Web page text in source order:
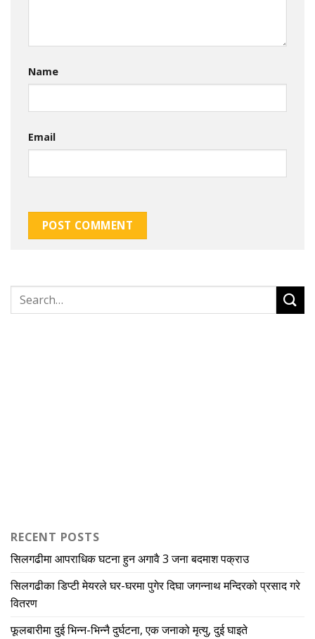
Name
Email
RECENT POSTS
सिलगढीमा आपराधिक घटना हुन अगावै 3 जना बदमाश पक्राउ
सिलगढीका डिप्टी मेयरले घर-घरमा पुगेर दिघा जगन्नाथ मन्दिरको प्रसाद गरे
वितरण
फूलबारीमा दुई भिन्न-भिन्नै दुर्घटना, एक जनाको मृत्यु, दुई घाइते